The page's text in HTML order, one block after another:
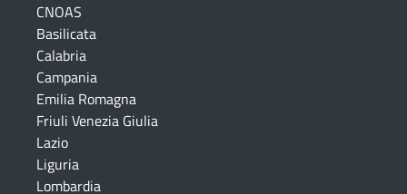
CNOAS
Basilicata
Calabria
Campania
Emilia Romagna
Friuli Venezia Giulia
Lazio
Liguria
Lombardia